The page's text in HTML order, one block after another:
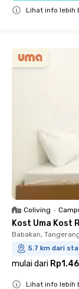
Lihat info lebih
Coliving •
Kost Uma Kost
Babakan,
5.7 km dari
mulai dari
Lihat info lebih